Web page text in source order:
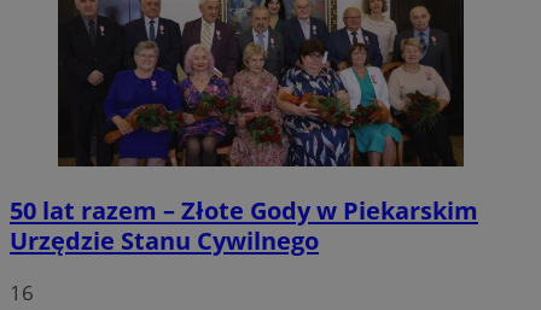
50 lat razem – Złote Gody w Piekarskim
Urzędzie Stanu Cywilnego
16